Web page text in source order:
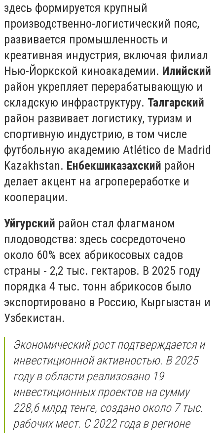
здесь формируется крупный
производственно-логистический пояс,
развивается промышленность и
креативная индустрия, включая филиал
Нью-Йоркской киноакадемии. Илийский
район укрепляет перерабатывающую и
складскую инфраструктуру. Талгарский
район развивает логистику, туризм и
спортивную индустрию, в том числе
футбольную академию Atlético de Madrid
Kazakhstan. Енбекшиказахский район
делает акцент на агропереработке и
кооперации.
Уйгурский район стал флагманом
плодоводства: здесь сосредоточено
около 60% всех абрикосовых садов
страны - 2,2 тыс. гектаров. В 2025 году
порядка 4 тыс. тонн абрикосов было
экспортировано в Россию, Кыргызстан и
Узбекистан.
Экономический рост подтверждается и
инвестиционной активностью. В 2025
году в области реализовано 19
инвестиционных проектов на сумму
228,6 млрд тенге, создано около 7 тыс.
рабочих мест. С 2022 года в регионе